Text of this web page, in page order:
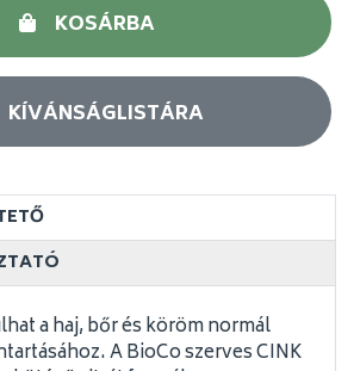
KOSÁRBA
KÍVÁNSÁGLISTÁRA
a haj, bőr és köröm normál
A BioCo szerves CINK